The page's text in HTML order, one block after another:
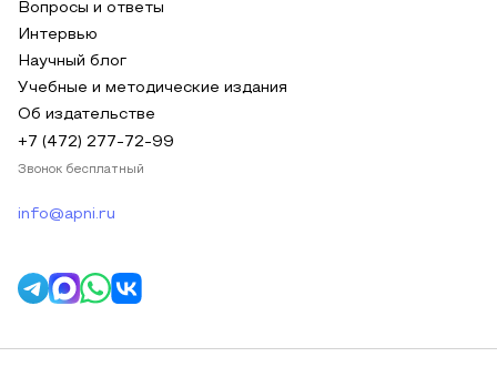
Вопросы и ответы
Интервью
Научный блог
Учебные и методические издания
Об издательстве
+7 (472) 277-72-99
Звонок бесплатный
info@apni.ru